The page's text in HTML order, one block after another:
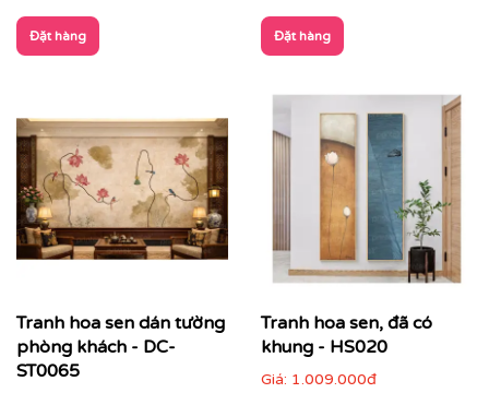
Đặt hàng Đặt hàng
Tranh hoa sen dán tường
phòng khách - DC-
ST0065
Tranh hoa sen, đã có
khung - HS020
Giá: 1.009.000đ